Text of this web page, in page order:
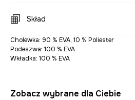
Skład
Cholewka: 90 % EVA, 10 % Poliester
Podeszwa: 100 % EVA
Wkładka: 100 % EVA
Zobacz wybrane dla Ciebie